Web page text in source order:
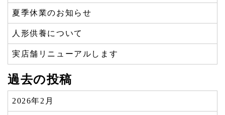
夏季休業のお知らせ
人形供養について
実店舗リニューアルします
過去の投稿
2026年2月